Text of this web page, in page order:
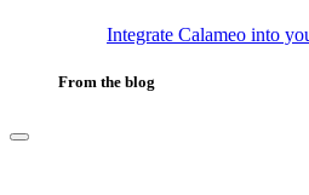
Integrate Calameo into
From the blog